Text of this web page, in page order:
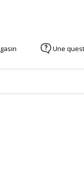
Une